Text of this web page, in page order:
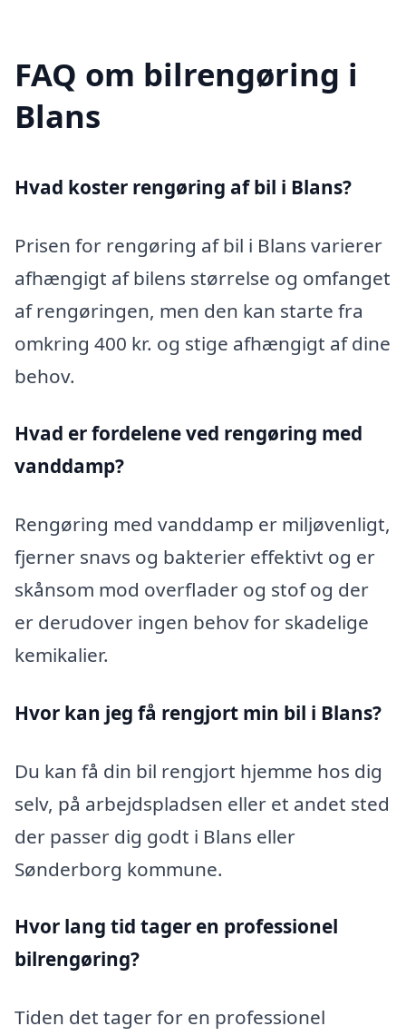
FAQ om bilrengøring i
Blans
Hvad koster rengøring af bil i Blans?
Prisen for rengøring af bil i Blans varierer
afhængigt af bilens størrelse og omfanget
af rengøringen, men den kan starte fra
omkring 400 kr. og stige afhængigt af dine
behov.
Hvad er fordelene ved rengøring med
vanddamp?
Rengøring med vanddamp er miljøvenligt,
fjerner snavs og bakterier effektivt og er
skånsom mod overflader og stof og der
er derudover ingen behov for skadelige
kemikalier.
Hvor kan jeg få rengjort min bil i Blans?
Du kan få din bil rengjort hjemme hos dig
selv, på arbejdspladsen eller et andet sted
der passer dig godt i Blans eller
Sønderborg kommune.
Hvor lang tid tager en professionel
bilrengøring?
Tiden det tager for en professionel